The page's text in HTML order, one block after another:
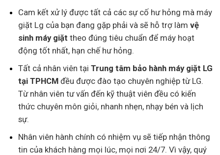
Cam kết xử lý được tất cả các sự cố hư hỏng mà máy
giặt Lg của bạn đang gặp phải và sẽ hỗ trợ làm vệ
sinh máy giặt theo đúng tiêu chuẩn để máy hoạt
động tốt nhất, hạn chế hư hỏng.
Tất cả nhân viên tại Trung tâm bảo hành máy giặt LG
tại TPHCMđều được đào tạo chuyên nghiệp từ LG.
Từ nhân viên tư vấn đến kỹ thuật viên đều có kiến
thức chuyên môn giỏi, nhanh nhẹn, nhạy bén và lịch
sự.
Nhân viên hành chính có nhiệm vụ sẽ tiếp nhận thông
tin của khách hàng mọi lúc, mọi nơi 24/7. Vì vậy, quý